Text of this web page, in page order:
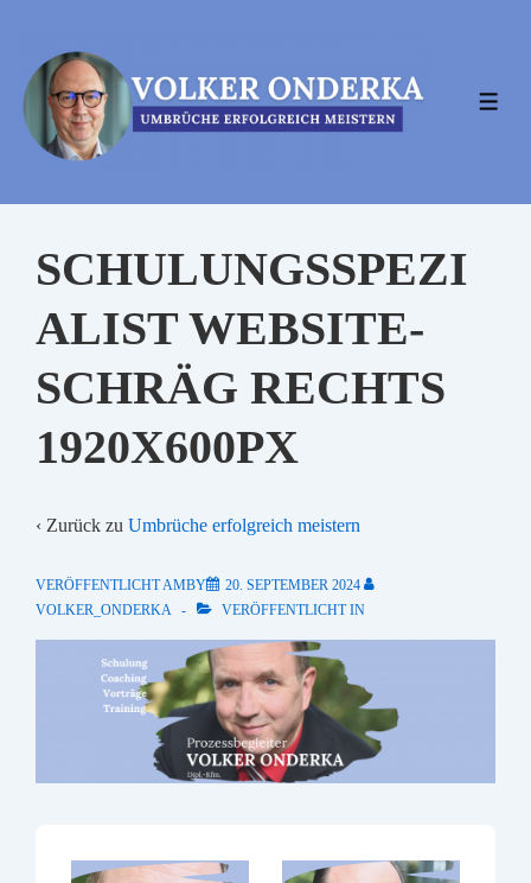
Inhalt
SCHULUNGSSPEZI
ALIST WEBSITE-
SCHRÄG RECHTS
1920X600PX
‹ Zurück zu Umbrüche erfolgreich meistern
VERÖFFENTLICHT AMBY
20. SEPTEMBER 2024
VOLKER_ONDERKA
VERÖFFENTLICHT IN